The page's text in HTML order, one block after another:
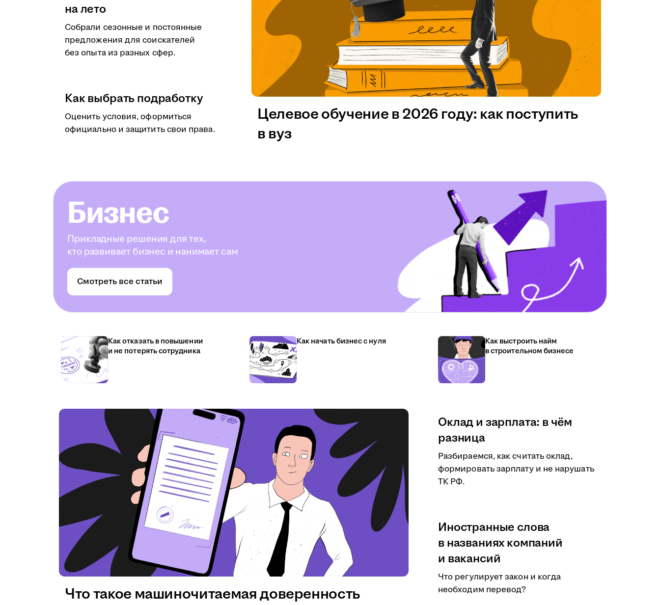
на лето
Собрали сезонные и постоянные
предложения для соискателей
без опыта из разных сфер.
Как выбрать подработку
Оценить условия, оформиться
официально и защитить свои права.
Целевое обучение в 2026 году: как поступить
в вуз
Бизнес
Прикладные решения для тех,
кто развивает бизнес и нанимает сам
Смотреть все статьи
Как отказать в повышении
и не потерять сотрудника
Как начать бизнес с нуля
Как выстроить найм
в строительном бизнесе
Оклад и зарплата: в чём
разница
Разбираемся, как считать оклад,
формировать зарплату и не нарушать
ТК РФ.
Иностранные слова
в названиях компаний
и вакансий
Что регулирует закон и когда
необходим перевод?
Что такое машиночитаемая доверенность